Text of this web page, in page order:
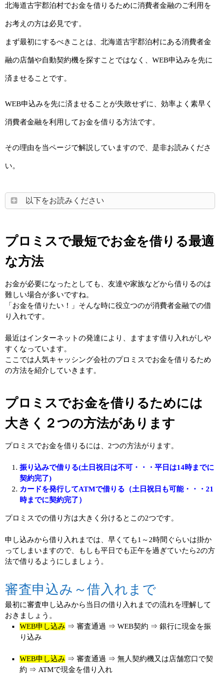
北海道古宇郡泊村でお金を借りるために消費者金融のご利用を
お考えの方は必見です。
まず最初にするべきことは、北海道古宇郡泊村にある消費者金
融の店舗や自動契約機を探すことではなく、WEB申込みを先に
済ませることです。
WEB申込みを先に済ませることが失敗せずに、効率よく素早く
消費者金融を利用してお金を借りる方法です。
その理由を当ページで解説していますので、是非お読みくださ
い。
以下をお読みください
プロミスで最短でお金を借りる最適
な方法
お金が必要になったとしても、友達や家族などから借りるのは
難しい場合が多いですね。
「お金を借りたい！」そんな時に役立つのが消費者金融での借
り入れです。
最近はインターネットの発達により、ますます借り入れがしや
すくなっています。
ここでは人気キャッシング会社のプロミスでお金を借りるため
の方法を紹介していきます。
プロミスでお金を借りるためには
大きく２つの方法があります
プロミスでお金を借りるには、2つの方法がります。
振り込みで借りる(土日祝日は不可・・・平日は14時までに
契約完了)
カードを発行してATMで借りる（土日祝日も可能・・・21
時までに契約完了）
プロミスでの借り方は大きく分けるとこの2つです。
申し込みから借り入れまでは、早くても1～2時間ぐらいは掛か
ってしまいますので、もしも平日でも正午を過ぎていたら2の方
法で借りるようにしましょう。
審査申込み～借入れまで
最初に審査申し込みから当日の借り入れまでの流れを理解して
おきましょう。
WEB申し込み ⇒ 審査通過 ⇒ WEB契約 ⇒ 銀行に現金を振
り込み
WEB申し込み ⇒ 審査通過 ⇒ 無人契約機又は店舗窓口で契
約 ⇒ ATMで現金を借り入れ